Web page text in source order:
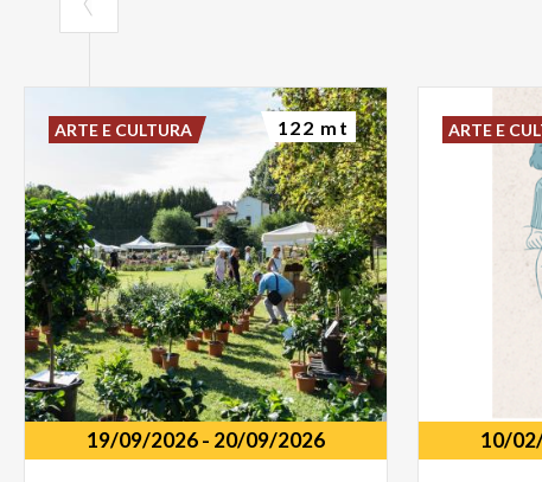
19/09/2026- 20/09/2026
ARTE E CULTURA 122 mt
10/
ARTE E